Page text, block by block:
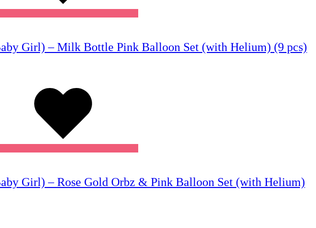
Girl) – Milk Bottle Pink Balloon Set (with Helium) (9 pcs)
Girl) – Rose Gold Orbz & Pink Balloon Set (with Helium)